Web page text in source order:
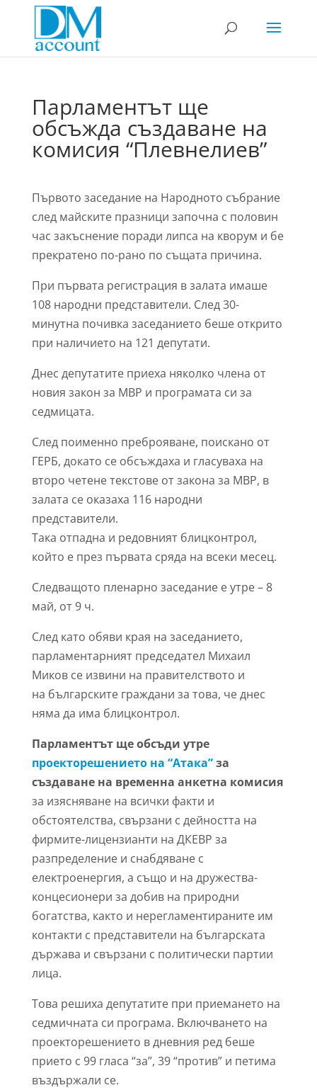
Парламентът ще
обсъжда създаване на
комисия “Плевнелиев”
Първото заседание на Народното събрание
след майските празници започна с половин
час закъснение поради липса на кворум и бе
прекратено по-рано по същата причина.
При първата регистрация в залата имаше
108 народни представители. След 30-
минутна почивка заседанието беше открито
при наличието на 121 депутати.
Днес депутатите приеха няколко члена от
новия закон за МВР и програмата си за
седмицата.
След поименно преброяване, поискано от
ГЕРБ, докато се обсъждаха и гласуваха на
второ четене текстове от закона за МВР, в
залата се оказаха 116 народни
представители.
Така отпадна и редовният блицконтрол,
който е през първата сряда на всеки месец.
Следващото пленарно заседание е утре – 8
май, от 9 ч.
След като обяви края на заседанието,
парламентарният председател Михаил
Миков се извини на правителството и
на българските граждани за това, че днес
няма да има блицконтрол.
Парламентът ще обсъди утре
проекторешението на “Атака”за
създаване на временна анкетна комисия
за изясняване на всички факти и
обстоятелства, свързани с дейността на
фирмите-лицензианти на ДКЕВР за
разпределение и снабдяване с
електроенергия, а също и на дружества-
концесионери за добив на природни
богатства, както и нерегламентираните им
контакти с представители на българската
държава и свързани с политически партии
лица.
Това решиха депутатите при приемането на
седмичната си програма. Включването на
проекторешението в дневния ред беше
прието с 99 гласа “за”, 39 “против” и петима
въздържали се.